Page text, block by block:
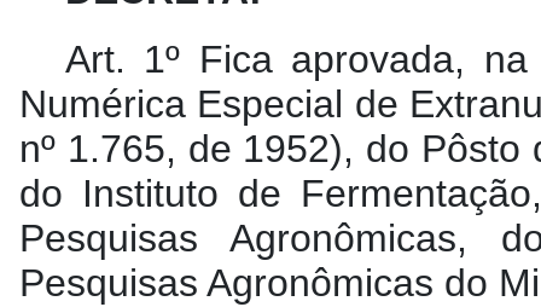
Art. 1º Fica aprovada,
Numérica Especial de
nº 1.765, de 1952), do
do Instituto de
Pesquisas Agronômicas,
Pesquisas Agronômicas do